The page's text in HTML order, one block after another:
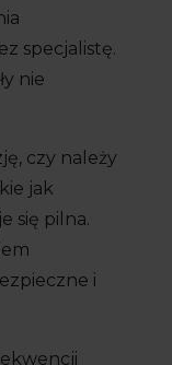
specjalistę.
nie
czy należy
jak
się pilna.
i